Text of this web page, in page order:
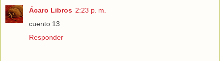
Ácaro Libros 2:23 p. m.
cuento 13
Responder